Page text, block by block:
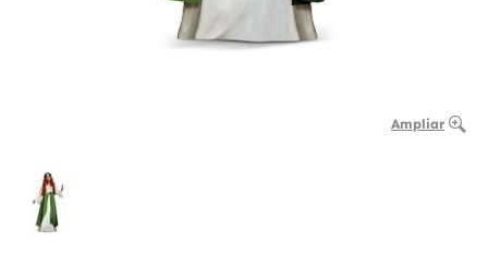
Ampliar